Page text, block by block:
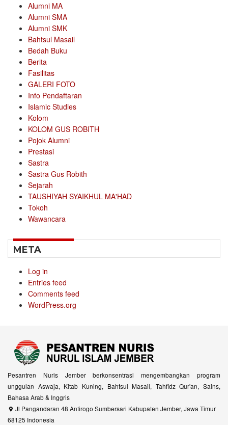
Alumni MA
Alumni SMA
Alumni SMK
Bahtsul Masail
Bedah Buku
Berita
Fasilitas
GALERI FOTO
Info Pendaftaran
Islamic Studies
Kolom
KOLOM GUS ROBITH
Pojok Alumni
Prestasi
Sastra
Sastra Gus Robith
Sejarah
TAUSHIYAH SYAIKHUL MA'HAD
Tokoh
Wawancara
META
Log in
Entries feed
Comments feed
WordPress.org
Pesantren Nuris Jember berkonsentrasi mengembangkan program
unggulan Aswaja, Kitab Kuning, Bahtsul Masail, Tahfidz Qur'an, Sains,
Bahasa Arab & Inggris
Jl Pangandaran 48 Antirogo Sumbersari Kabupaten Jember, Jawa Timur
68125 Indonesia